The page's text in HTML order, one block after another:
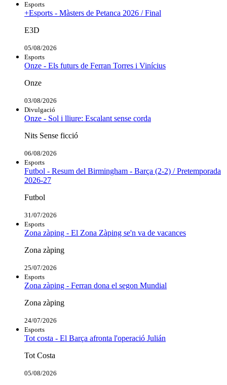
Esports
+Esports - Màsters de Petanca 2026 / Final
E3D
05/08/2026
Esports
Onze - Els futurs de Ferran Torres i Vinícius
Onze
03/08/2026
Divulgació
Onze - Sol i lliure: Escalant sense corda
Nits Sense ficció
06/08/2026
Esports
Futbol - Resum del Birmingham - Barça (2-2) / Pretemporada
2026-27
Futbol
31/07/2026
Esports
Zona zàping - El Zona Zàping se'n va de vacances
Zona zàping
25/07/2026
Esports
Zona zàping - Ferran dona el segon Mundial
Zona zàping
24/07/2026
Esports
Tot costa - El Barça afronta l'operació Julián
Tot Costa
05/08/2026